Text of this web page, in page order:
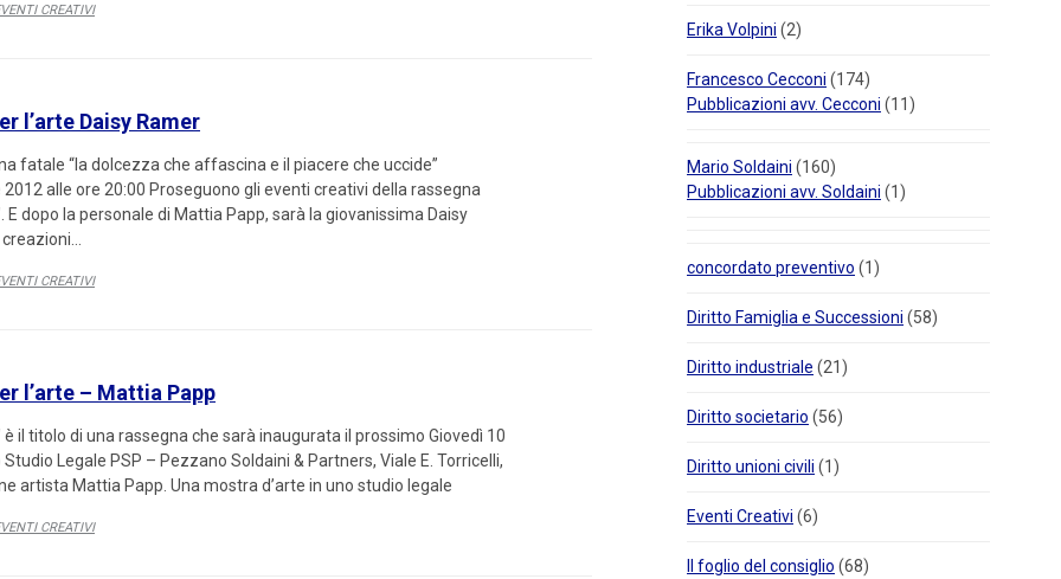
CREATIVI
l’arte Daisy Ramer
fatale “la dolcezza che affascina e il piacere che uccide”
alle ore 20:00 Proseguono gli eventi creativi della rassegna
E dopo la personale di Mattia Papp, sarà la giovanissima Daisy
CREATIVI
l’arte – Mattia Papp
il titolo di una rassegna che sarà inaugurata il prossimo Giovedì 10
Legale PSP – Pezzano Soldaini & Partners, Viale E. Torricelli,
artista Mattia Papp. Una mostra d’arte in uno studio legale
CREATIVI
Erika Volpini (2)
Francesco Cecconi (174)
Pubblicazioni avv. Cecconi (11)
Mario Soldaini (160)
Pubblicazioni avv. Soldaini (1)
concordato preventivo (1)
Diritto Famiglia e Successioni (58)
Diritto industriale (21)
Diritto societario (56)
Diritto unioni civili (1)
Eventi Creativi (6)
Il foglio del consiglio (68)